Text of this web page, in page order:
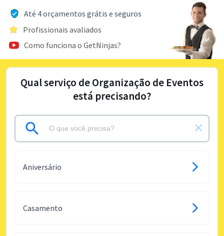
Até 4 orçamentos grátis e seguros
Profissionais avaliados
Como funciona o GetNinjas?
Qual serviço de Organização de Eventos
está precisando?
Aniversário
Casamento